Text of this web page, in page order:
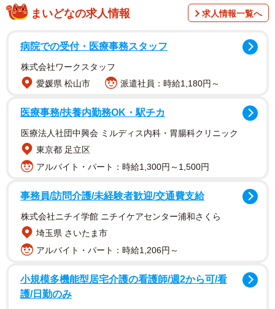
けちゃった
あぁ！邪魔しちゃだめよ…（提供：るしこさん）
コロナの新規感染者数も減少してきたある日、るしこさ
んは久しぶりにオープンカフェで息子さん（Jr.くん）と休
憩することにしました。息子さんは、蓋つきのカップに入
ったリンゴジュースがストローから出てこなくなったこと
を不思議に思います。「飲んじゃったら、からっぽだな
ぁ」とママに言われた息子さんが、突然くるっと後ろを振
り向きました。
まいどなの求人情報 求人情報一覧へ
病院での受付・医療事務スタッフ
株式会社ワークスタッフ
愛媛県 松山市
派遣社員：時給1,180円～
医療事務/扶養内勤務OK・駅チカ
医療法人社団中興会 ミルディス内科・胃腸科クリニック
東京都 足立区
アルバイト・パート：時給1,300円～1,500円
事務員/訪問介護/未経験者歓迎/交通費支給
株式会社ニチイ学館 ニチイケアセンター浦和さくら
埼玉県 さいたま市
アルバイト・パート：時給1,206円～
小規模多機能型居宅介護の看護師/週2から可/看
護/日勤のみ